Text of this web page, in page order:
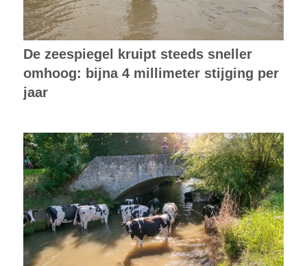
De zeespiegel kruipt steeds sneller
omhoog: bijna 4 millimeter stijging per
jaar